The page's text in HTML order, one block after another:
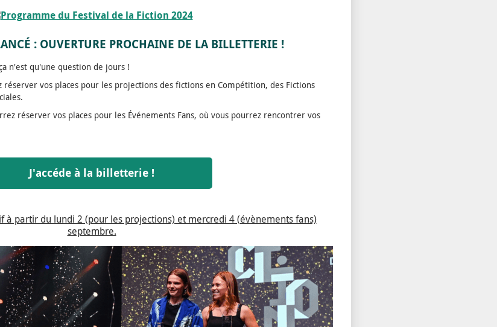
: OUVERTURE PROCHAINE DE LA BILLETTERIE !
n'est qu'une question de jours !
réserver vos places pour les projections des fictions en Compétition, des Fictions
réserver vos places pour les Événements Fans, où vous pourrez rencontrer vos
J'accéde à la billetterie !
à partir du lundi 2 (pour les projections) et mercredi 4 (évènements fans)
septembre.